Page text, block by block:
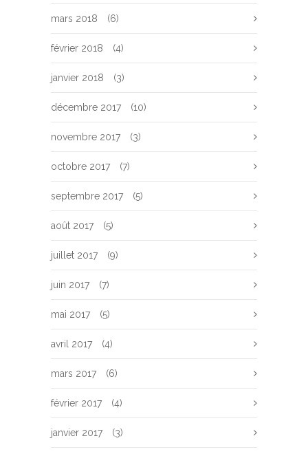
mars 2018 (6)
février 2018 (4)
janvier 2018 (3)
décembre 2017 (10)
novembre 2017 (3)
octobre 2017 (7)
septembre 2017 (5)
août 2017 (5)
juillet 2017 (9)
juin 2017 (7)
mai 2017 (5)
avril 2017 (4)
mars 2017 (6)
février 2017 (4)
janvier 2017 (3)